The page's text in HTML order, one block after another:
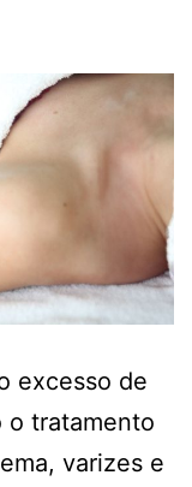
excesso de
o tratamento
varizes e